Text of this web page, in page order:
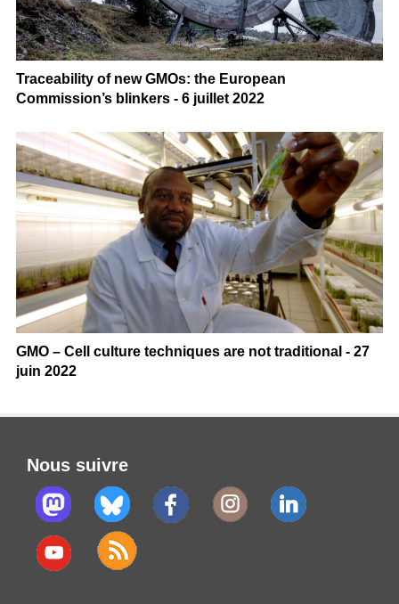
Traceability of new GMOs: the European
Commission’s blinkers - 6 juillet 2022
GMO – Cell culture techniques are not traditional - 27
juin 2022
Nous suivre